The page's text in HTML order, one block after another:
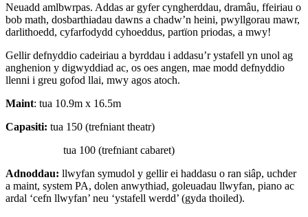
Neuadd amlbwrpas. Addas ar gyfer cyngherddau, dramâu, ffeiriau o
bob math, dosbarthiadau dawns a chadw’n heini, pwyllgorau mawr,
darlithoedd, cyfarfodydd cyhoeddus, partïon priodas, a mwy!
Gellir defnyddio cadeiriau a byrddau i addasu’r ystafell yn unol ag
anghenion y digwyddiad ac, os oes angen, mae modd defnyddio
llenni i greu gofod llai, mwy agos atoch.
Maint: tua 10.9m x 16.5m
Capasiti: tua 150 (trefniant theatr)
tua 100 (trefniant cabaret)
Adnoddau: llwyfan symudol y gellir ei haddasu o ran siâp, uchder
a maint, system PA, dolen anwythiad, goleuadau llwyfan, piano ac
ardal ‘cefn llwyfan’ neu ‘ystafell werdd’ (gyda thoiled).